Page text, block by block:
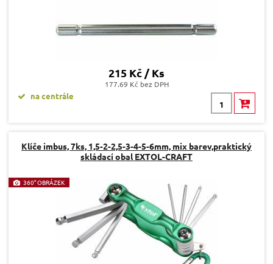
215 Kč / Ks
177.69 Kč bez DPH
na centrále
Klíče imbus, 7ks, 1,5-2-2,5-3-4-5-6mm, mix barev,praktický
skládací obal EXTOL-CRAFT
360° OBRÁZEK